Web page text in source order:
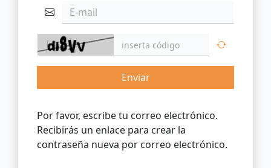
E-mail
Enviar
Por favor, escribe tu correo electrónico.
Recibirás un enlace para crear la
contraseña nueva por correo electrónico.